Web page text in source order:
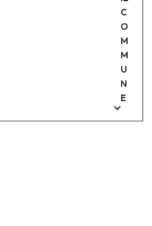
C
O
M
M
U
N
E